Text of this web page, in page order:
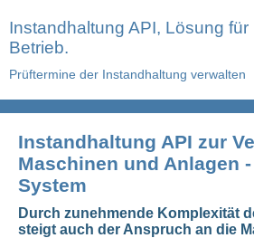
Instandhaltung API, Lösung für
Betrieb.
Prüftermine der Instandhaltung verwalten
Instandhaltung API zur
Maschinen und Anlagen
System
Durch zunehmende Komplexität
steigt auch der Anspruch an die